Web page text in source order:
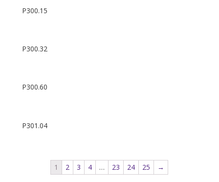
P300.15
P300.32
P300.60
P301.04
1 2 3 4 … 23 24 25 →